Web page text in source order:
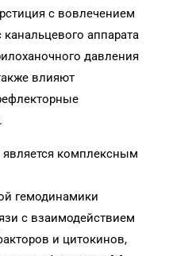
с вовлечением
аппарата
давления
влияют
является комплексным
гемодинамики
с взаимодействием
и цитокинов,